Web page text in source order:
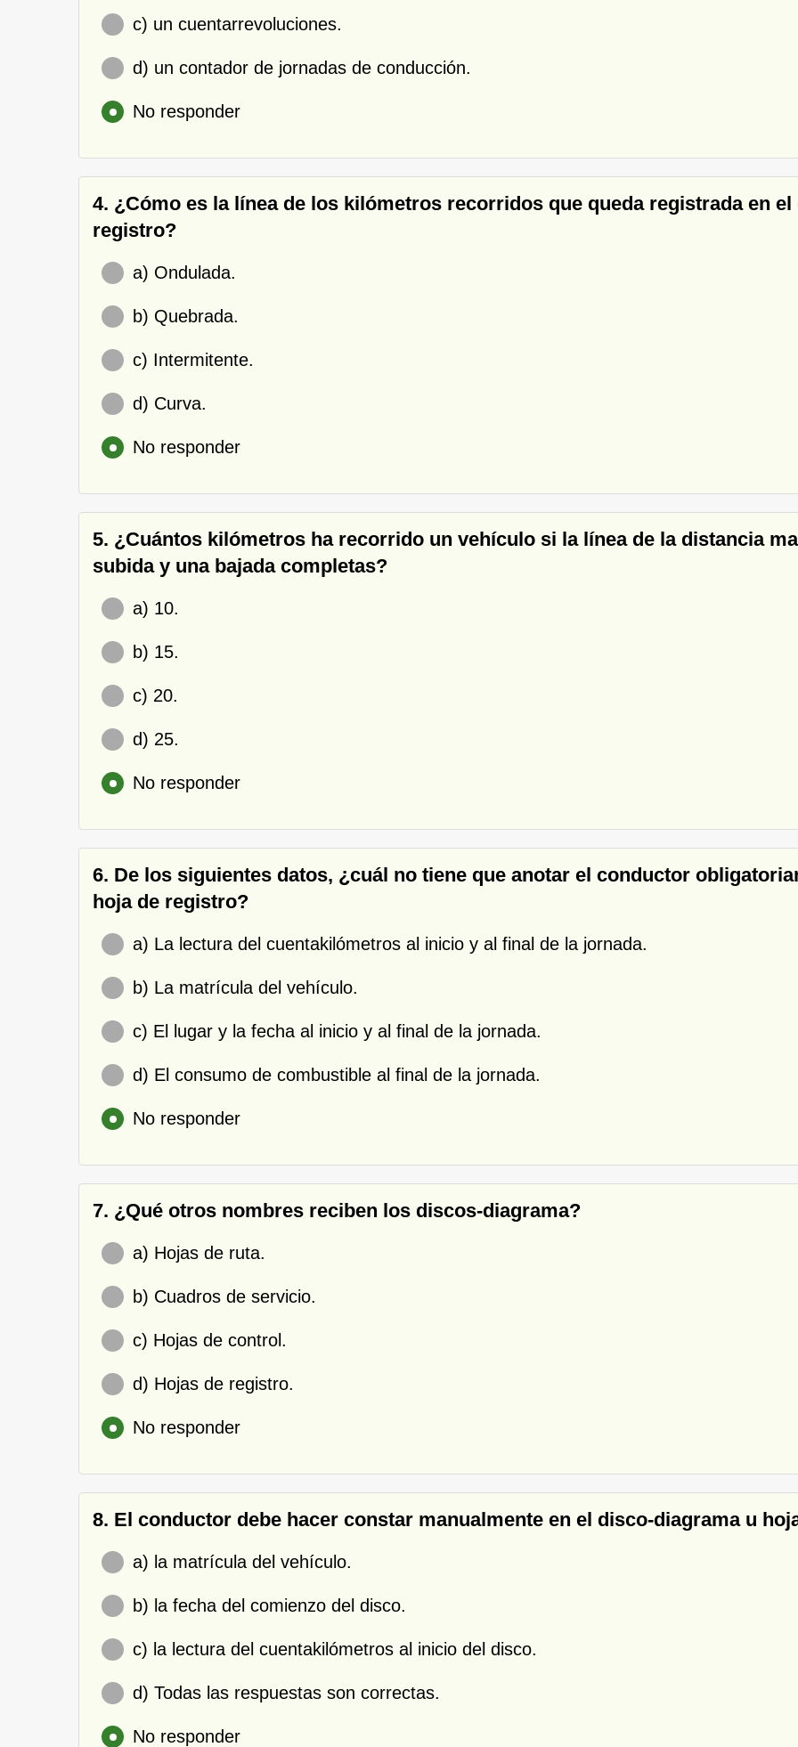
c) un cuentarrevoluciones.
d) un contador de jornadas de conducción.
No responder
4. ¿Cómo es la línea de los kilómetros recorridos que queda registrada en
registro?
a) Ondulada.
b) Quebrada.
c) Intermitente.
d) Curva.
No responder
5. ¿Cuántos kilómetros ha recorrido un vehículo si la línea de la distancia
subida y una bajada completas?
a) 10.
b) 15.
c) 20.
d) 25.
No responder
6. De los siguientes datos, ¿cuál no tiene que anotar el conductor
hoja de registro?
a) La lectura del cuentakilómetros al inicio y al final de la jornada.
b) La matrícula del vehículo.
c) El lugar y la fecha al inicio y al final de la jornada.
d) El consumo de combustible al final de la jornada.
No responder
7. ¿Qué otros nombres reciben los discos-diagrama?
a) Hojas de ruta.
b) Cuadros de servicio.
c) Hojas de control.
d) Hojas de registro.
No responder
8. El conductor debe hacer constar manualmente en el disco-diagrama u
a) la matrícula del vehículo.
b) la fecha del comienzo del disco.
c) la lectura del cuentakilómetros al inicio del disco.
d) Todas las respuestas son correctas.
No responder